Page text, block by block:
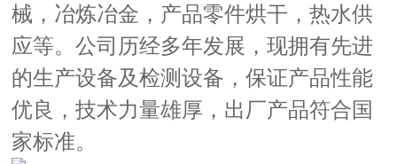
械，冶炼冶金，产品零件烘干，热水供
应等。公司历经多年发展，现拥有先进
的生产设备及检测设备，保证产品性能
优良，技术力量雄厚，出厂产品符合国
家标准。